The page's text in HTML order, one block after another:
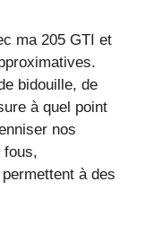
ma 205 GTI et
bidouille, de
à quel point
nos
fous,
à des